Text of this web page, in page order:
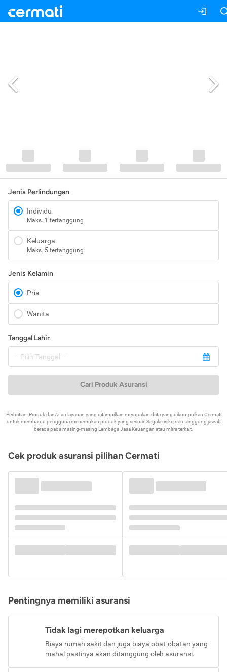
Jenis Perlindungan
Individu
Maks. 1 tertanggung
Keluarga
Maks. 5 tertanggung
Jenis Kelamin
Pria
Wanita
Tanggal Lahir
Cari Produk Asuransi
Perhatian: Produk dan/atau layanan yang ditampilkan merupakan data yang dikumpulkan Cermati
untuk membantu pengguna menemukan produk yang sesuai. Segala risiko dan tanggung jawab
berada pada masing-masing Lembaga Jasa Keuangan atau mitra terkait.
Cek produk asuransi pilihan Cermati
Pentingnya memiliki asuransi
Tidak lagi merepotkan keluarga
Biaya rumah sakit dan juga biaya obat-obatan yang
mahal pastinya akan ditanggung oleh asuransi.